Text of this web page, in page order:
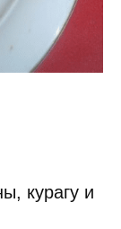
курагу и